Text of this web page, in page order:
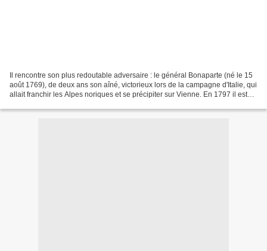
Il rencontre son plus redoutable adversaire : le général Bonaparte (né le 15
août 1769), de deux ans son aîné, victorieux lors de la campagne d'Italie, qui
allait franchir les Alpes noriques et se précipiter sur Vienne. En 1797 il est